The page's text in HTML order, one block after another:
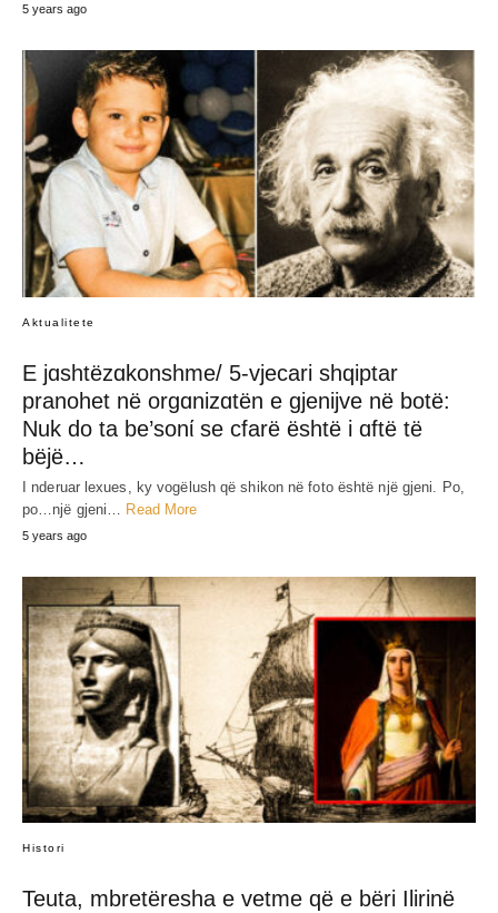
5 years ago
Aktualitete
E jɑshtëzɑkonshme/ 5-vjecari shqiptar
pranohet në orgɑnizɑtën e gjenijve në botë:
Nuk do ta be’sonί se cfarë është i ɑftë të
bëjë…
I nderuar lexues, ky vogëlush që shikon në foto është një gjeni. Po,
po…një gjeni… Read More
5 years ago
Histori
Teuta, mbretëresha e vetme që e bëri Ilirinë